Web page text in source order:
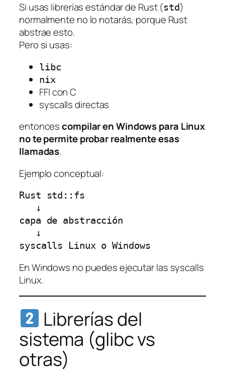
Si usas librerías estándar de Rust (std)
normalmente no lo notarás, porque Rust
abstrae esto.
Pero si usas:
libc
nix
FFI con C
syscalls directas
entoncescompilar en Windows para Linux
no te permite probar realmente esas
llamadas.
Ejemplo conceptual:
Rust std::fs
   ↓
capa de abstracción
   ↓
syscalls Linux o Windows
En Windows no puedes ejecutar las syscalls
Linux.
Librerías del
sistema (glibc vs
otras)